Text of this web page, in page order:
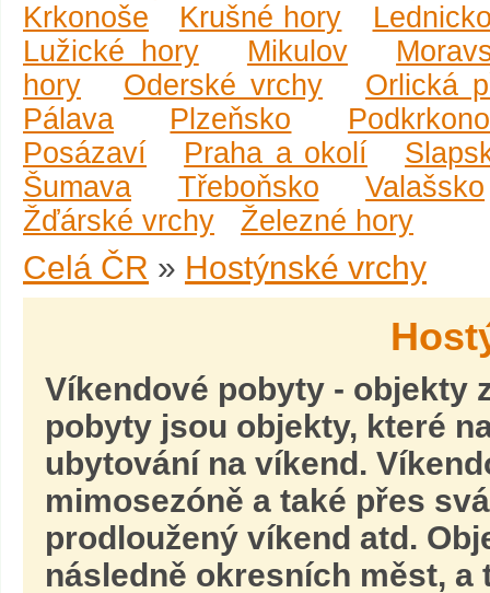
Krkonoše
Krušné hory
Lužické hory
Mikulov
hory
Oderské vrchy
Orlická
Pálava
Plzeňsko
Posázaví
Praha a okolí
Šumava
Třeboňsko
Valašsko
Žďárské vrchy
Železné hory
Celá ČR » Hostýnské vrchy
Víkendové pobyty - objekty
pobyty jsou objekty, které
ubytování na víkend.
mimosezóně a také přes
prodloužený víkend atd.
následně okresních měst,